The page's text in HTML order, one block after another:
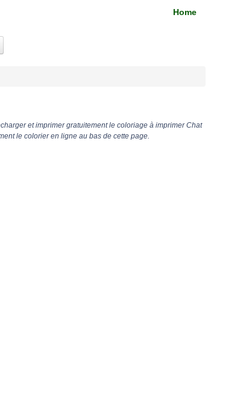
Home
et imprimer gratuitement le coloriage à imprimer Chat
le colorier en ligne au bas de cette page.